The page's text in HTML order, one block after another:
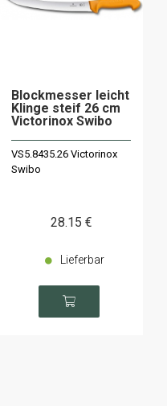
Blockmesser leicht
Klinge steif 26 cm
Victorinox Swibo
VS5.8435.26 Victorinox
Swibo
28.15 €
Lieferbar